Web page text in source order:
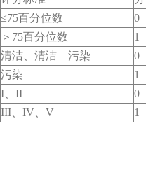
≤75百分位数
0
＞75百分位数
1
清洁、清洁—污染
0
污染
1
I、II
0
III、IV、V
1